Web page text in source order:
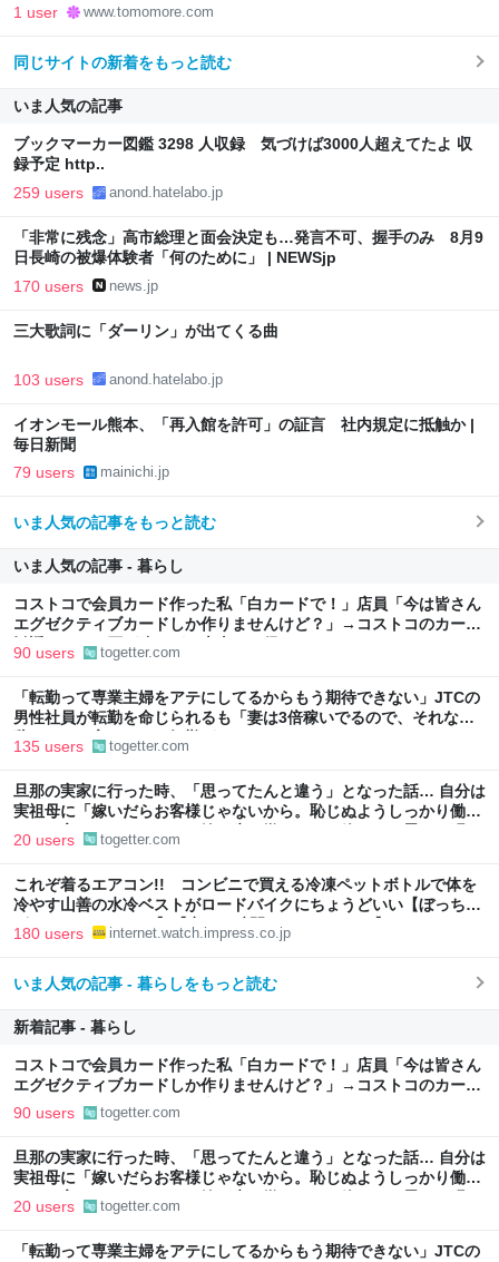
1 user www.tomomore.com
同じサイトの新着をもっと読む
いま人気の記事
ブックマーカー図鑑 3298 人収録 気づけば3000人超えてたよ 収
録予定 http..
259 users anond.hatelabo.jp
「非常に残念」高市総理と面会決定も…発言不可、握手のみ 8月9
日長崎の被爆体験者「何のために」 | NEWSjp
170 users news.jp
三大歌詞に「ダーリン」が出てくる曲
103 users anond.hatelabo.jp
イオンモール熊本、「再入館を許可」の証言 社内規定に抵触か |
毎日新聞
79 users mainichi.jp
いま人気の記事をもっと読む
いま人気の記事 - 暮らし
コストコで会員カード作った私「白カードで！」店員「今は皆さん
エグゼクティブカードしか作りませんけど？」→コストコのカード
勧誘はやたら圧が強いが、本当にお得なの？
90 users togetter.com
「転勤って専業主婦をアテにしてるからもう期待できない」JTCの
男性社員が転勤を命じられるも「妻は3倍稼いでるので、それなら
辞める」と言ったら、転勤がなくなった
135 users togetter.com
旦那の実家に行った時、「思ってたんと違う」となった話… 自分は
実祖母に「嫁いだらお客様じゃないから。恥じぬようしっかり働
け」と言われていたので、嫁ぎ先で嫌われたら終わりと思い、張り
20 users togetter.com
これぞ着るエアコン!! コンビニで買える冷凍ペットボトルで体を
冷やす山善の水冷ベストがロードバイクにちょうどいい【ぼっち・
ざ・ろーど！その14】【空いた時間でなにしてる？】
180 users internet.watch.impress.co.jp
いま人気の記事 - 暮らしをもっと読む
新着記事 - 暮らし
コストコで会員カード作った私「白カードで！」店員「今は皆さん
エグゼクティブカードしか作りませんけど？」→コストコのカード
勧誘はやたら圧が強いが、本当にお得なの？
90 users togetter.com
旦那の実家に行った時、「思ってたんと違う」となった話… 自分は
実祖母に「嫁いだらお客様じゃないから。恥じぬようしっかり働
け」と言われていたので、嫁ぎ先で嫌われたら終わりと思い、張り
切っていた
20 users togetter.com
「転勤って専業主婦をアテにしてるからもう期待できない」JTCの